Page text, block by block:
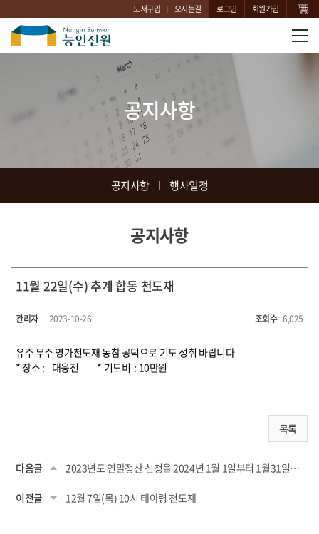
도서구입 오시는길 로그인 회원가입
공지사항
공지사항 행사일정
공지사항
11월 22일(수) 추계 합동 천도재
관리자 2023-10-26 조회수 6,025
유주 무주 영가천도재 동참 공덕으로 기도 성취 바랍니다
* 장소 : 대웅전 * 기도비 : 10만원
목록
다음글 2023년도 연말정산 신청을 2024년 1월 1일부터 1월31일까지 받습니다 (신청방법: 신청서로 ...
이전글 12월 7일(목) 10시 태아령 천도재